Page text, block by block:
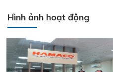
Hình ảnh hoạt động
SSCV tăng cường kết nối,